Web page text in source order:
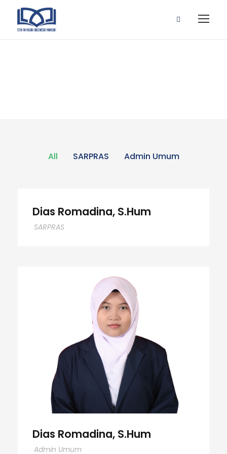
All SARPRAS Admin Umum
Dias Romadina, S.Hum
SARPRAS
Dias Romadina, S.Hum
Dias Romadina, S.Hum
Admin Umum